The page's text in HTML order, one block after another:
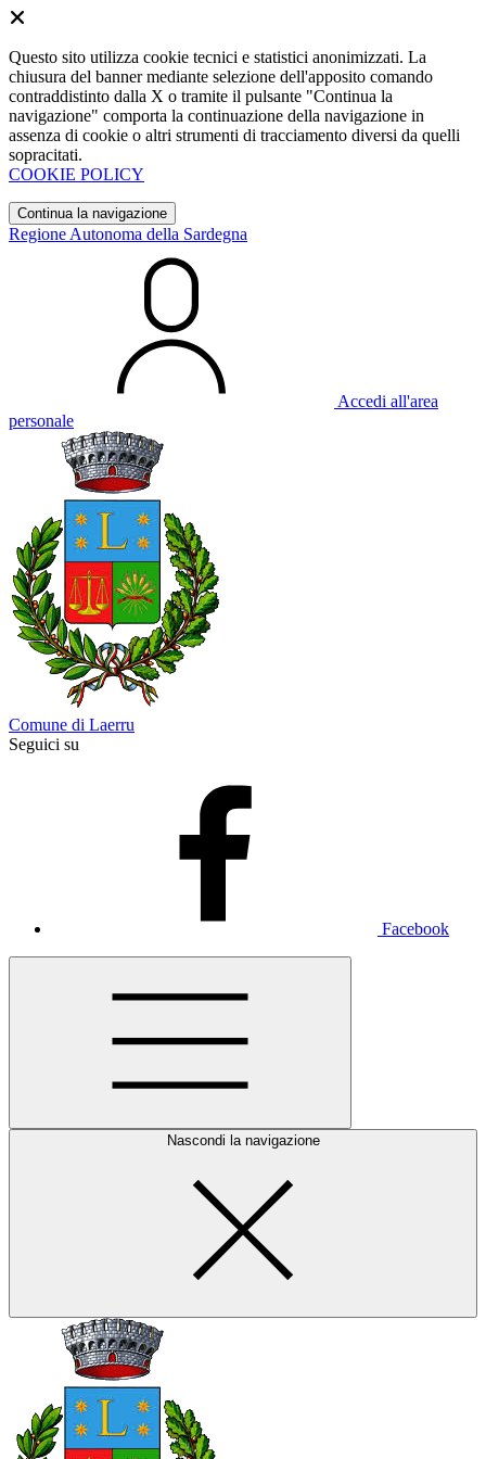
Questo sito utilizza cookie tecnici e statistici anonimizzati. La
chiusura del banner mediante selezione dell'apposito comando
contraddistinto dalla X o tramite il pulsante "Continua la
navigazione" comporta la continuazione della navigazione in
assenza di cookie o altri strumenti di tracciamento diversi da quelli
sopracitati.
COOKIE POLICY
Continua la navigazione
Regione Autonoma della Sardegna
Accedi all'area
personale
Comune di Laerru
Seguici su
Facebook
Nascondi la navigazione